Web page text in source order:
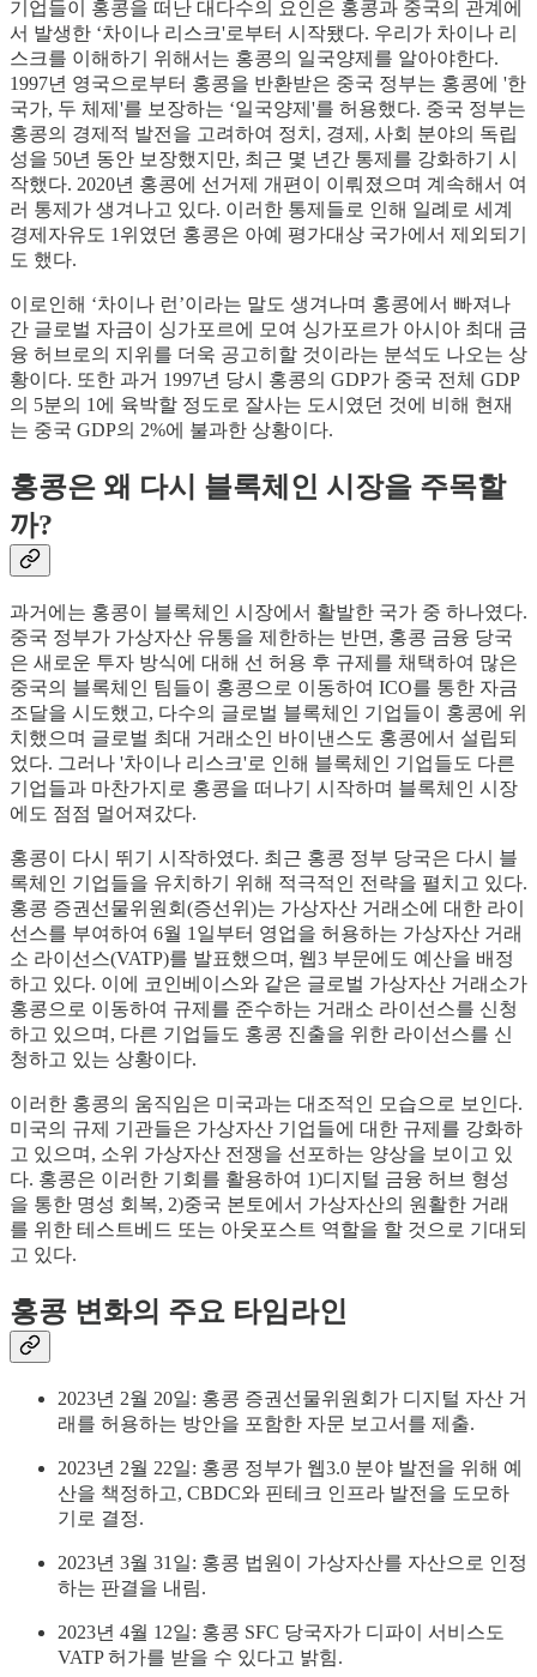
기업들이 홍콩을 떠난 대다수의 요인은 홍콩과 중국의 관계에
서 발생한 ‘차이나 리스크'로부터 시작됐다. 우리가 차이나 리
스크를 이해하기 위해서는 홍콩의 일국양제를 알아야한다.
1997년 영국으로부터 홍콩을 반환받은 중국 정부는 홍콩에 '한
국가, 두 체제'를 보장하는 ‘일국양제'를 허용했다. 중국 정부는
홍콩의 경제적 발전을 고려하여 정치, 경제, 사회 분야의 독립
성을 50년 동안 보장했지만, 최근 몇 년간 통제를 강화하기 시
작했다. 2020년 홍콩에 선거제 개편이 이뤄졌으며 계속해서 여
러 통제가 생겨나고 있다. 이러한 통제들로 인해 일례로 세계
경제자유도 1위였던 홍콩은 아예 평가대상 국가에서 제외되기
도 했다.
이로인해 ‘차이나 런’이라는 말도 생겨나며 홍콩에서 빠져나
간 글로벌 자금이 싱가포르에 모여 싱가포르가 아시아 최대 금
융 허브로의 지위를 더욱 공고히할 것이라는 분석도 나오는 상
황이다. 또한 과거 1997년 당시 홍콩의 GDP가 중국 전체 GDP
의 5분의 1에 육박할 정도로 잘사는 도시였던 것에 비해 현재
는 중국 GDP의 2%에 불과한 상황이다.
홍콩은 왜 다시 블록체인 시장을 주목할
까?
과거에는 홍콩이 블록체인 시장에서 활발한 국가 중 하나였다.
중국 정부가 가상자산 유통을 제한하는 반면, 홍콩 금융 당국
은 새로운 투자 방식에 대해 선 허용 후 규제를 채택하여 많은
중국의 블록체인 팀들이 홍콩으로 이동하여 ICO를 통한 자금
조달을 시도했고, 다수의 글로벌 블록체인 기업들이 홍콩에 위
치했으며 글로벌 최대 거래소인 바이낸스도 홍콩에서 설립되
었다. 그러나 '차이나 리스크'로 인해 블록체인 기업들도 다른
기업들과 마찬가지로 홍콩을 떠나기 시작하며 블록체인 시장
에도 점점 멀어져갔다.
홍콩이 다시 뛰기 시작하였다. 최근 홍콩 정부 당국은 다시 블
록체인 기업들을 유치하기 위해 적극적인 전략을 펼치고 있다.
홍콩 증권선물위원회(증선위)는 가상자산 거래소에 대한 라이
선스를 부여하여 6월 1일부터 영업을 허용하는 가상자산 거래
소 라이선스(VATP)를 발표했으며, 웹3 부문에도 예산을 배정
하고 있다. 이에 코인베이스와 같은 글로벌 가상자산 거래소가
홍콩으로 이동하여 규제를 준수하는 거래소 라이선스를 신청
하고 있으며, 다른 기업들도 홍콩 진출을 위한 라이선스를 신
청하고 있는 상황이다.
이러한 홍콩의 움직임은 미국과는 대조적인 모습으로 보인다.
미국의 규제 기관들은 가상자산 기업들에 대한 규제를 강화하
고 있으며, 소위 가상자산 전쟁을 선포하는 양상을 보이고 있
다. 홍콩은 이러한 기회를 활용하여 1)디지털 금융 허브 형성
을 통한 명성 회복, 2)중국 본토에서 가상자산의 원활한 거래
를 위한 테스트베드 또는 아웃포스트 역할을 할 것으로 기대되
고 있다.
홍콩 변화의 주요 타임라인
2023년 2월 20일: 홍콩 증권선물위원회가 디지털 자산 거
래를 허용하는 방안을 포함한 자문 보고서를 제출.
2023년 2월 22일: 홍콩 정부가 웹3.0 분야 발전을 위해 예
산을 책정하고, CBDC와 핀테크 인프라 발전을 도모하
기로 결정.
2023년 3월 31일: 홍콩 법원이 가상자산를 자산으로 인정
하는 판결을 내림.
2023년 4월 12일: 홍콩 SFC 당국자가 디파이 서비스도
VATP 허가를 받을 수 있다고 밝힘.